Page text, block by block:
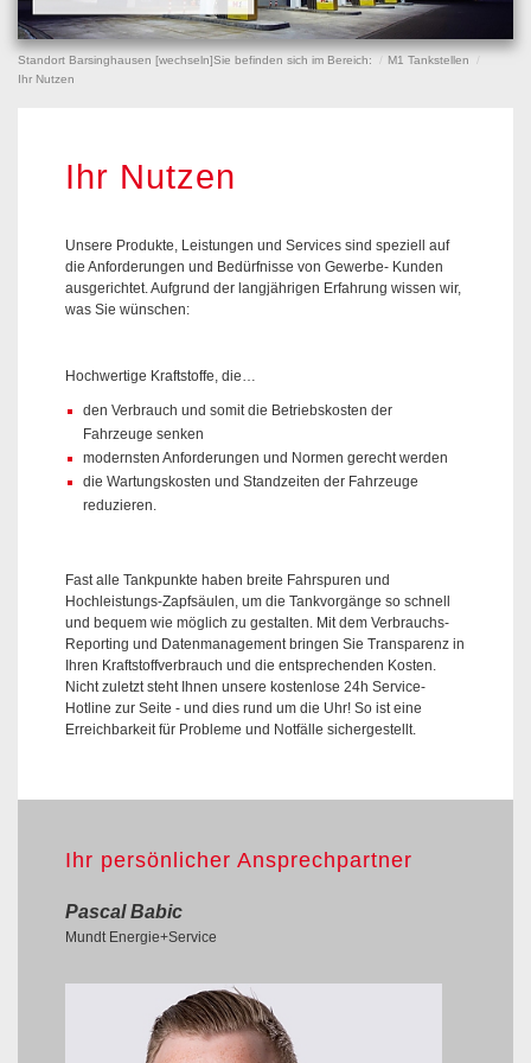
Standort Barsinghausen [wechseln]Sie befinden sich im Bereich:
M1 Tankstellen
Ihr Nutzen
Ihr Nutzen
Unsere Produkte, Leistungen und Services sind speziell auf
die Anforderungen und Bedürfnisse von Gewerbe- Kunden
ausgerichtet. Aufgrund der langjährigen Erfahrung wissen wir,
was Sie wünschen:
Hochwertige Kraftstoffe, die…
den Verbrauch und somit die Betriebskosten der
Fahrzeuge senken
modernsten Anforderungen und Normen gerecht werden
die Wartungskosten und Standzeiten der Fahrzeuge
reduzieren.
Fast alle Tankpunkte haben breite Fahrspuren und
Hochleistungs-Zapfsäulen, um die Tankvorgänge so schnell
und bequem wie möglich zu gestalten. Mit dem Verbrauchs-
Reporting und Datenmanagement bringen Sie Transparenz in
Ihren Kraftstoffverbrauch und die entsprechenden Kosten.
Nicht zuletzt steht Ihnen unsere kostenlose 24h Service-
Hotline zur Seite - und dies rund um die Uhr! So ist eine
Erreichbarkeit für Probleme und Notfälle sichergestellt.
Ihr persönlicher Ansprechpartner
Pascal Babic
Mundt Energie+Service